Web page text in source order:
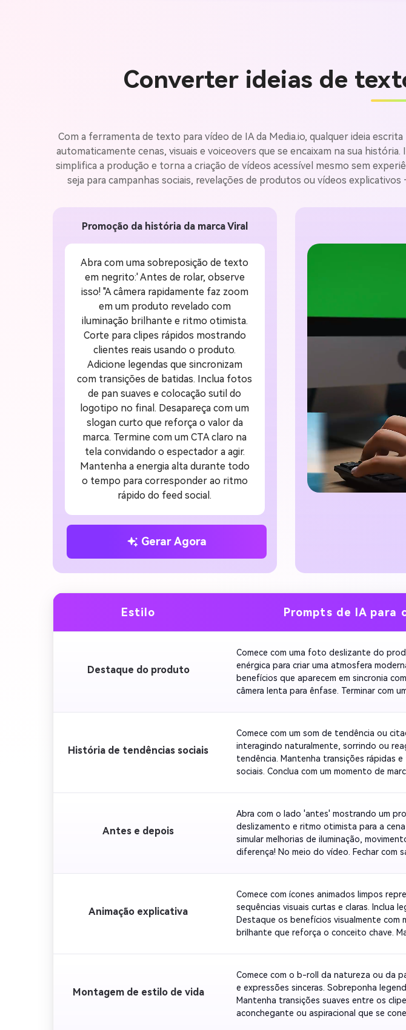
Converter ideias de
Com a ferramenta de texto para vídeo de IA da Media.io, qualquer ideia
automaticamente cenas, visuais e voiceovers que se encaixam na sua
simplifica a produção e torna a criação de vídeos acessível mesmo sem
seja para campanhas sociais, revelações de produtos ou vídeos
Promoção da história da marca Viral
Abra com uma sobreposição de texto
em negrito:' Antes de rolar, observe
isso! "A câmera rapidamente faz zoom
em um produto revelado com
iluminação brilhante e ritmo otimista.
Corte para clipes rápidos mostrando
clientes reais usando o produto.
Adicione legendas que sincronizam
com transições de batidas. Inclua fotos
de pan suaves e colocação sutil do
logotipo no final. Desapareça com um
slogan curto que reforça o valor da
marca. Termine com um CTA claro na
tela convidando o espectador a agir.
Mantenha a energia alta durante todo
o tempo para corresponder ao ritmo
rápido do feed social.
Gerar Agora
Estilo Prompts de IA para
Destaque do produto
Comece com uma foto deslizante do
enérgica para criar uma atmosfera
benefícios que aparecem em sincronia
câmera lenta para ênfase. Terminar com
ação.
História de tendências sociais
Comece com um som de tendência ou
interagindo naturalmente, sorrindo ou
tendência. Mantenha transições rápidas
sociais. Conclua com um momento de
Antes e depois
Abra com o lado 'antes' mostrando um
deslizamento e ritmo otimista para a
simular melhorias de iluminação,
diferença! No meio do vídeo. Fechar com
Animação explicativa
Comece com ícones animados limpos
sequências visuais curtas e claras. Inclua
Destaque os benefícios visualmente com
brilhante que reforça o conceito chave.
Montagem de estilo de vida
Comece com o b-roll da natureza ou da
e expressões sinceras. Sobreponha
Mantenha transições suaves entre os
aconchegante ou aspiracional que se